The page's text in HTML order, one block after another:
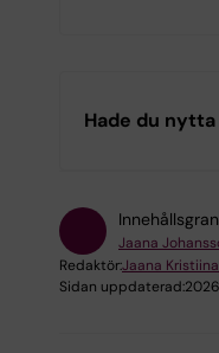
Hade du
Jaana
Redaktör:Jaana
Sidan uppdaterad: